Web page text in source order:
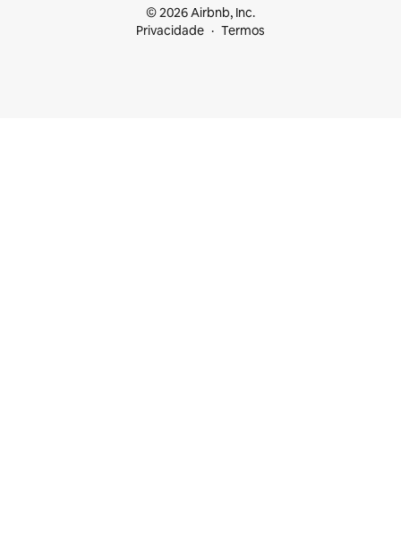
© 2026 Airbnb, Inc.
Privacidade
Termos